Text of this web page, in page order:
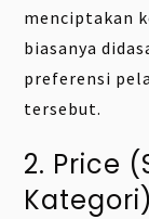
menciptakan
biasanya
preferensi
tersebut.
2. Price
Kategori)